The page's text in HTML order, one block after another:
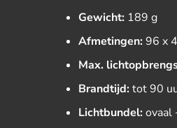
Gewicht: 189 g
Afmetingen: 96 x
Max.
Brandtijd: tot 90
Lichtbundel: ovaal